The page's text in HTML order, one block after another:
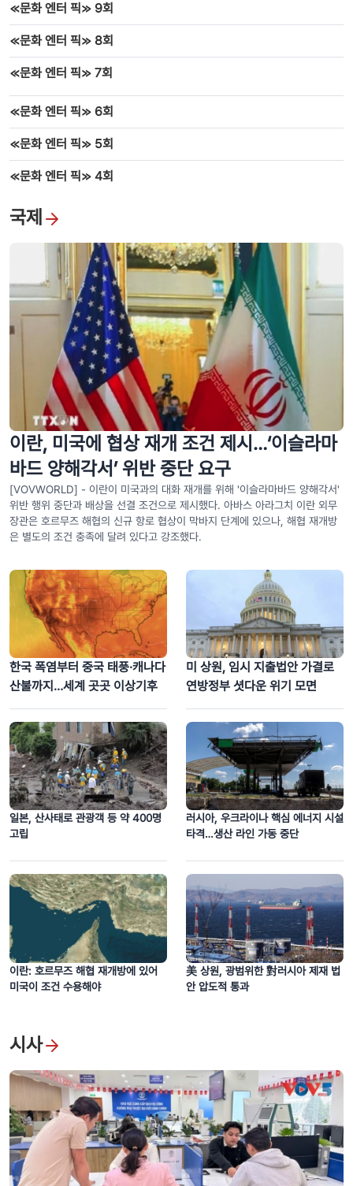
≪문화 엔터 픽≫ 9회
≪문화 엔터 픽≫ 8회
≪문화 엔터 픽≫ 7회
≪문화 엔터 픽≫ 6회
≪문화 엔터 픽≫ 5회
≪문화 엔터 픽≫ 4회
국제
이란, 미국에 협상 재개 조건 제시…‘이슬라마
바드 양해각서’ 위반 중단 요구
[VOVWORLD] - 이란이 미국과의 대화 재개를 위해 '이슬라마바드 양해각서'
위반 행위 중단과 배상을 선결 조건으로 제시했다. 아바스 아라그치 이란 외무
장관은 호르무즈 해협의 신규 항로 협상이 막바지 단계에 있으나, 해협 재개방
은 별도의 조건 충족에 달려 있다고 강조했다.
한국 폭염부터 중국 태풍·캐나다
산불까지…세계 곳곳 이상기후
일본, 산사태로 관광객 등 약 400명
고립
이란: 호르무즈 해협 재개방에 있어
미국이 조건 수용해야
미 상원, 임시 지출법안 가결로
연방정부 셧다운 위기 모면
러시아, 우크라이나 핵심 에너지 시설
타격…생산 라인 가동 중단
美 상원, 광범위한 對러시아 제재 법
안 압도적 통과
시사